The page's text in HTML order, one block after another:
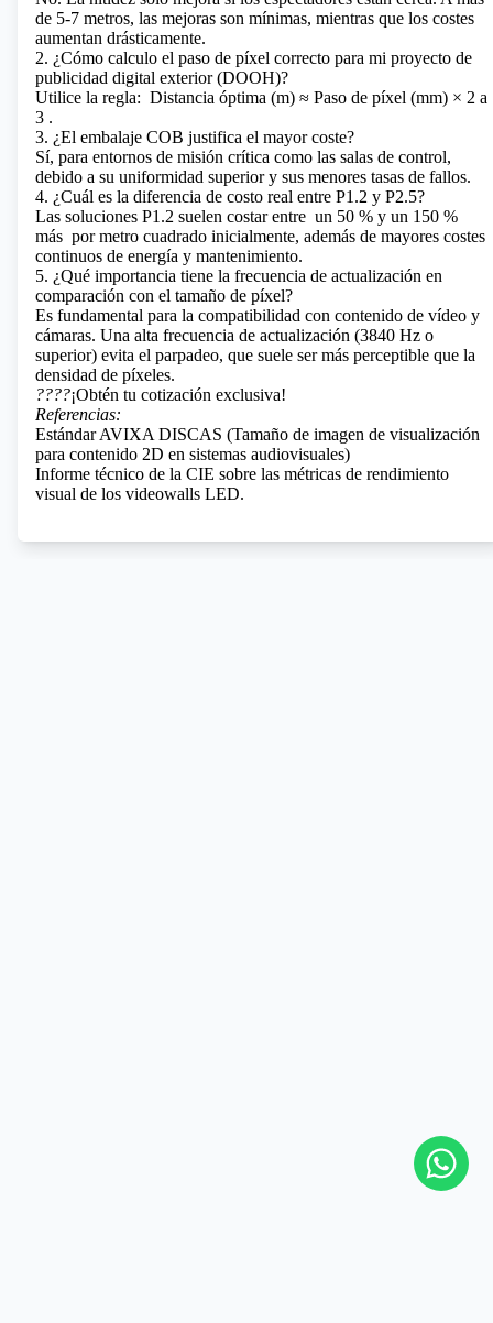
de 5-7 metros, las mejoras son mínimas, mientras que los costes
aumentan drásticamente.
2. ¿Cómo calculo el paso de píxel correcto para mi proyecto de
publicidad digital exterior (DOOH)?
Utilice la regla: Distancia óptima (m) ≈ Paso de píxel (mm) × 2 a
3 .
3. ¿El embalaje COB justifica el mayor coste?
Sí, para entornos de misión crítica como las salas de control,
debido a su uniformidad superior y sus menores tasas de fallos.
4. ¿Cuál es la diferencia de costo real entre P1.2 y P2.5?
Las soluciones P1.2 suelen costar entre un 50 % y un 150 %
más por metro cuadrado inicialmente, además de mayores costes
continuos de energía y mantenimiento.
5. ¿Qué importancia tiene la frecuencia de actualización en
comparación con el tamaño de píxel?
Es fundamental para la compatibilidad con contenido de vídeo y
cámaras. Una alta frecuencia de actualización (3840 Hz o
superior) evita el parpadeo, que suele ser más perceptible que la
densidad de píxeles.
????¡Obtén tu cotización exclusiva!
Referencias:
Estándar AVIXA DISCAS (Tamaño de imagen de visualización
para contenido 2D en sistemas audiovisuales)
Informe técnico de la CIE sobre las métricas de rendimiento
visual de los videowalls LED.